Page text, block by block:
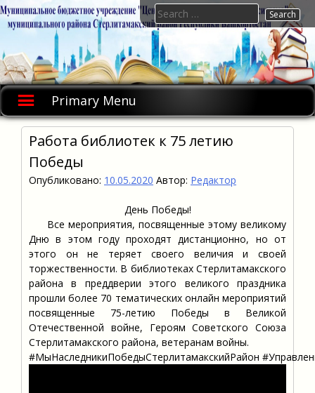
Skip
to
Primary Menu
Search
for:
Работа библиотек к 75 летию
Победы
Опубликовано: 10.05.2020 Автор: Редактор
День Победы!
Все мероприятия, посвященные этому великому
Дню в этом году проходят дистанционно, но от
этого он не теряет своего величия и своей
торжественности. В библиотеках Стерлитамакского
района в преддверии этого великого праздника
прошли более 70 тематических онлайн мероприятий
посвященные 75-летию Победы в Великой
Отечественной войне, Героям Советского Союза
Стерлитамакского района, ветеранам войны.
#МыНаследникиПобедыСтерлитамакскийРайон